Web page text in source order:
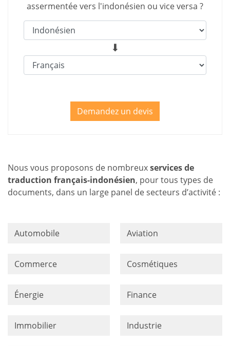
assermentée vers l'indonésien ou vice versa ?
Demandez un devis
Nous vous proposons de nombreuxservices de
traduction français-indonésien, pour tous types de
documents, dans un large panel de secteurs d’activité :
Automobile Aviation
Commerce Cosmétiques
Énergie Finance
Immobilier Industrie